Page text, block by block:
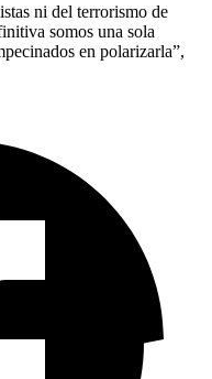
ni del terrorismo de
somos una sola
en polarizarla”,